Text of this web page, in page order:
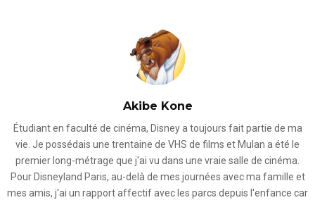
Akibe Kone
Étudiant en faculté de cinéma, Disney a toujours fait partie de ma
vie. Je possédais une trentaine de VHS de films et Mulan a été le
premier long-métrage que j'ai vu dans une vraie salle de cinéma.
Pour Disneyland Paris, au-delà de mes journées avec ma famille et
mes amis, j'ai un rapport affectif avec les parcs depuis l'enfance car